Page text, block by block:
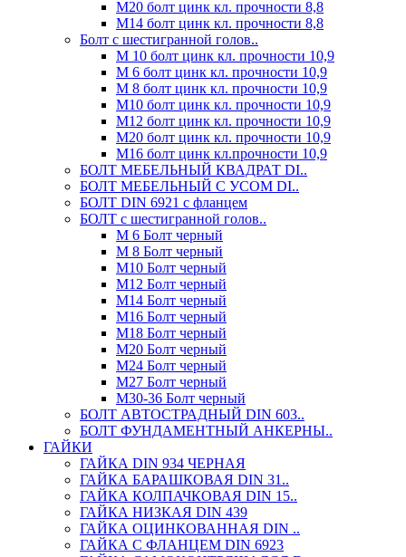
М20 болт цинк кл. прочности 8,8
М14 болт цинк кл. прочности 8,8
Болт с шестигранной голов..
М 10 болт цинк кл. прочности 10,9
М 6 болт цинк кл. прочности 10,9
М 8 болт цинк кл. прочности 10,9
М10 болт цинк кл. прочности 10,9
М12 болт цинк кл. прочности 10,9
М20 болт цинк кл. прочности 10,9
М16 болт цинк кл.прочности 10,9
БОЛТ МЕБЕЛЬНЫЙ КВАДРАТ DI..
БОЛТ МЕБЕЛЬНЫЙ С УСОМ DI..
БОЛТ DIN 6921 c фланцем
БОЛТ с шестигранной голов..
М 6 Болт черный
М 8 Болт черный
М10 Болт черный
М12 Болт черный
М14 Болт черный
М16 Болт черный
М18 Болт черный
М20 Болт черный
М24 Болт черный
М27 Болт черный
М30-36 Болт черный
БОЛТ АВТОСТРАДНЫЙ DIN 603..
БОЛТ ФУНДАМЕНТНЫЙ АНКЕРНЫ..
ГАЙКИ
ГАЙКА DIN 934 ЧЕРНАЯ
ГАЙКА БАРАШКОВАЯ DIN 31..
ГАЙКА КОЛПАЧКОВАЯ DIN 15..
ГАЙКА НИЗКАЯ DIN 439
ГАЙКА ОЦИНКОВАННАЯ DIN ..
ГАЙКА С ФЛАНЦЕМ DIN 6923